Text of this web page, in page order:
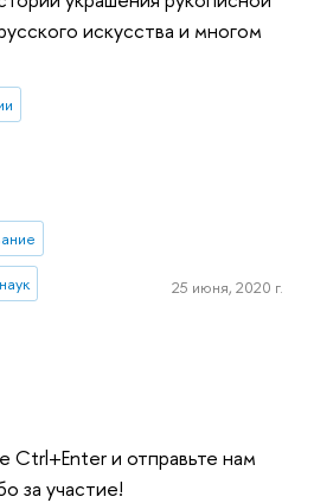
искусства и многом
25 июня, 2020 г.
Ctrl+Enter и отправьте нам
за участие!